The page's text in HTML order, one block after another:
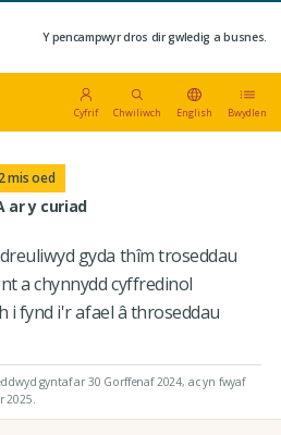
Y pencampwyr dros dir gwledig a busnes.
Cyfrif Chwiliwch English Bwydlen
mis oed
ar y curiad
gyda thîm troseddau
a chynnydd cyffredinol
i fynd i'r afael â throseddau
gyntaf ar 30 Gorffenaf 2024, ac yn fwyaf
2025.